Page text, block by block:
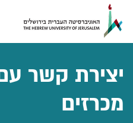
יצירת קשר
מכרזים